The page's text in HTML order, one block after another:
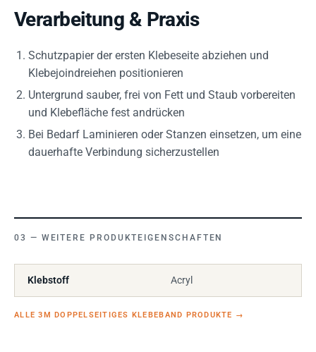
Verarbeitung & Praxis
Schutzpapier der ersten Klebeseite abziehen und
Klebejoindreiehen positionieren
Untergrund sauber, frei von Fett und Staub vorbereiten
und Klebefläche fest andrücken
Bei Bedarf Laminieren oder Stanzen einsetzen, um eine
dauerhafte Verbindung sicherzustellen
WEITERE PRODUKTEIGENSCHAFTEN
Klebstoff Acryl
ALLE 3M DOPPELSEITIGES KLEBEBAND PRODUKTE →